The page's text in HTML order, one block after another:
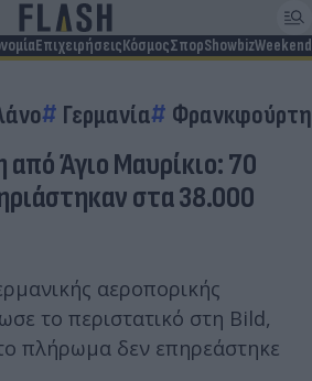
ΕπιχειρήσειςΚόσμοςΣπορShowbizWeekend
Γερμανία Φρανκφούρτη
Άγιο Μαυρίκιο: 70
στα 38.000
αεροπορικής
το περιστατικό στη Bild,
πλήρωμα δεν επηρεάστηκε